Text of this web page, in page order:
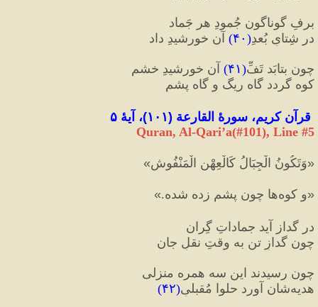
برفِ گوناگون جُمودِ هر جَماد
در شِتایِ بُعدِ( ۴۰) آن خورشیدِ داد
چون بتابَد تَفِّ(۴۱) آن خورشیدِ خشم
کوه گردد گاه ریگ و گاه پشم
قرآن کریم، سورهٔ القارعة (۱۰۱)، آیهٔ ۵
Quran, Al-Qari’a(#101), Line #5
«وَتَكُونُ الْجِبَالُ كَالْعِهْنِ الْمَنْفُوشِ»
«و کوه‌ها چون پشمِ زده شده. »
در گداز آید جماداتِ گِران
چون گدازِ تن به وقتِ نقلِ جان
چون رسیدند این سه همره منزلی
هدیه‌شان آورد حلوا مُقبلیِ
(۴۲)